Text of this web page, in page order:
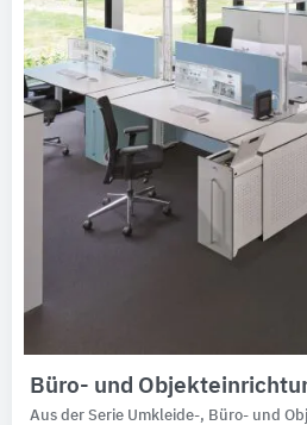
Büro- und
Aus der Serie Umkleide-, Büro- und